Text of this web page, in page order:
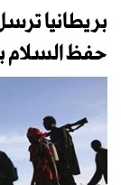
بريطانيا
حفظ السلام